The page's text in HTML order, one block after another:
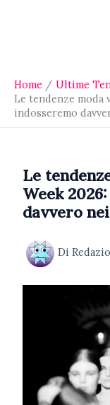
Home
Ultime
Le tendenze moda
indosseremo
Le
Week
davvero
Di